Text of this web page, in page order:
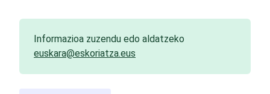
Informazioa zuzendu edo aldatzeko
euskara@eskoriatza.eus